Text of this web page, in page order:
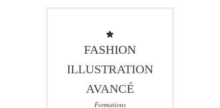
FASHION
ILLUSTRATION
AVANCÉ
Formations